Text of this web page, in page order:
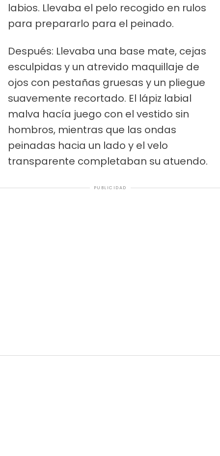
labios. Llevaba el pelo recogido en rulos
para prepararlo para el peinado.
Después: Llevaba una base mate, cejas
esculpidas y un atrevido maquillaje de
ojos con pestañas gruesas y un pliegue
suavemente recortado. El lápiz labial
malva hacía juego con el vestido sin
hombros, mientras que las ondas
peinadas hacia un lado y el velo
transparente completaban su atuendo.
PUBLICIDAD